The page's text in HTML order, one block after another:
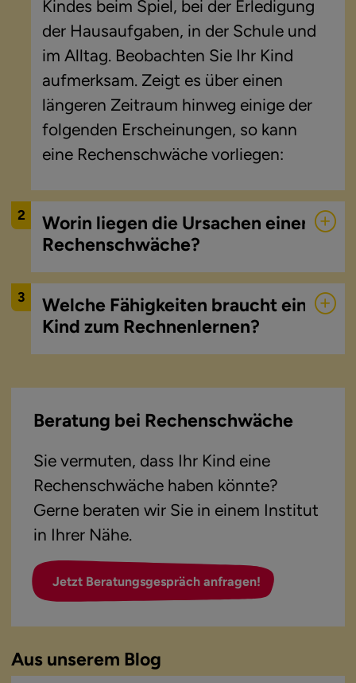
Kindes beim Spiel, bei der Erledigung
der Hausaufgaben, in der Schule und
im Alltag. Beobachten Sie Ihr Kind
aufmerksam. Zeigt es über einen
längeren Zeitraum hinweg einige der
folgenden Erscheinungen, so kann
eine Rechenschwäche vorliegen:
2
Worin liegen die Ursachen einer
Rechenschwäche?
3
Welche Fähigkeiten braucht ein
Kind zum Rechnenlernen?
Beratung bei Rechenschwäche
Sie vermuten, dass Ihr Kind eine
Rechenschwäche haben könnte?
Gerne beraten wir Sie in einem Institut
in Ihrer Nähe.
Jetzt Beratungsgespräch anfragen!
Aus unserem Blog